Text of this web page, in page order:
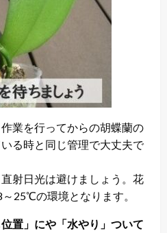
業を行ってからの胡蝶蘭の
る時と同じ管理で大丈夫で
射日光は避けましょう。花
25℃の環境となります。
置」にや「水やり」ついて